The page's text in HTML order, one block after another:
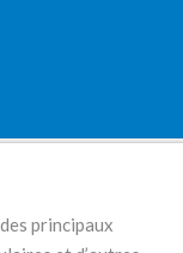
principaux